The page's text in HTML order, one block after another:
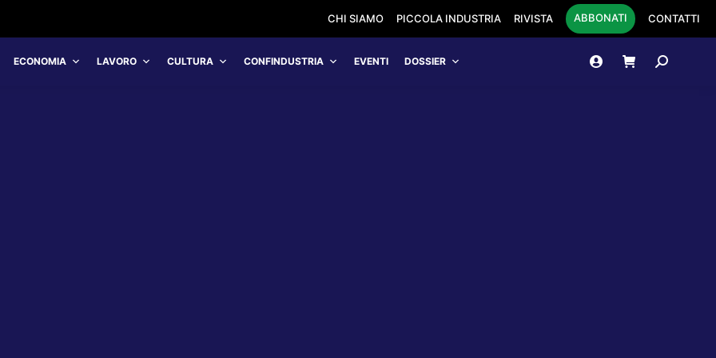
CHI SIAMO PICCOLA INDUSTRIA RIVISTA ABBONATI CONTATTI
ECONOMIA LAVORO CULTURA CONFINDUSTRIA EVENTI DOSSIER Cerca: